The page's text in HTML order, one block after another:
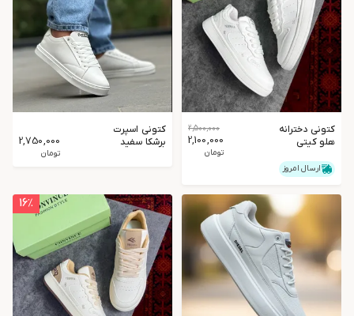
کتونی دخترانه
هلو کیتی
2,500,000
2,100,000
تومان
ارسال امروز
کتونی اسپرت
برشکا سفید
2,750,000
تومان
16٪